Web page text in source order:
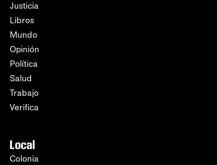
Justicia
Libros
Mundo
Opinión
Política
Salud
Trabajo
Verifica
Local
Colonia